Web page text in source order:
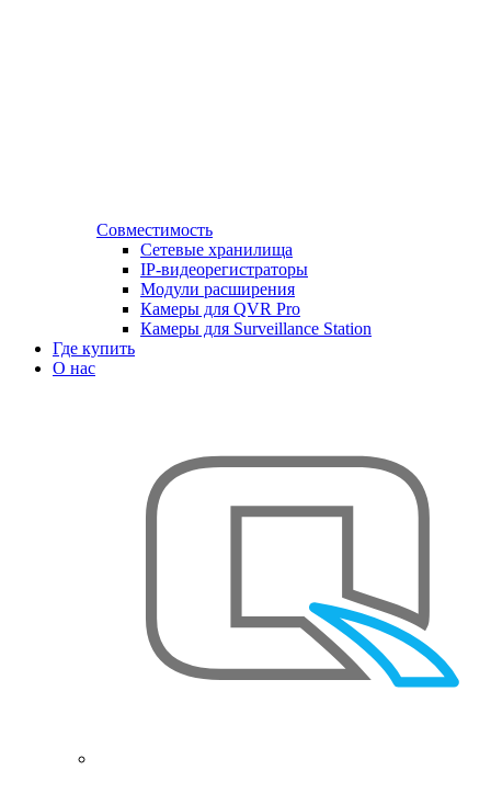
Совместимость
Сетевые хранилища
IP-видеорегистраторы
Модули расширения
Камеры для QVR Pro
Камеры для Surveillance Station
Где купить
О нас